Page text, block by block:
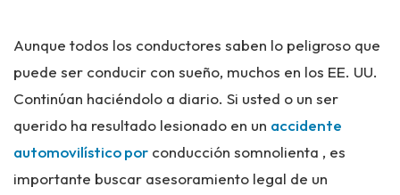
Aunque todos los conductores saben lo peligroso que
puede ser conducir con sueño, muchos en los EE. UU.
Continúan haciéndolo a diario. Si usted o un ser
querido ha resultado lesionado en un accidente
automovilístico por conducción somnolienta , es
importante buscar asesoramiento legal de un